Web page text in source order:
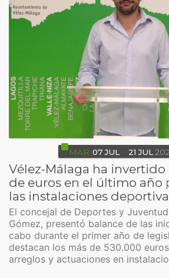
MAR 07JUL 21 JUL
Vélez-Málaga ha
de euros en el último año
las instalaciones
El concejal de Deportes y
Gómez, presentó balance de las
cabo durante el primer año de
destacan los más de 530.000
arreglos y actuaciones en